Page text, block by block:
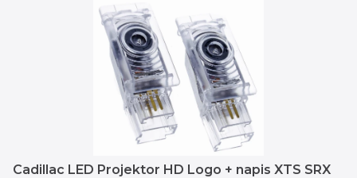
Cadillac LED Projektor HD Logo + napis XTS SRX